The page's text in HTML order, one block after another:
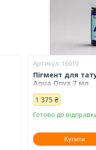
16019
Пігмент для
Aqua Onyx 7 мл
1 375 ₴
Готово до
Купити